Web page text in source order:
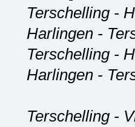
Terschelling -
Harlingen -
Terschelling -
Harlingen -
Terschelling -